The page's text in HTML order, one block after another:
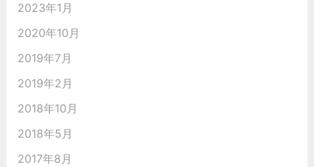
2023年1月
2020年10月
2019年7月
2019年2月
2018年10月
2018年5月
2017年8月